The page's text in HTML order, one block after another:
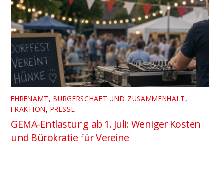
EHRENAMT, BÜRGERSCHAFT UND ZUSAMMENHALT,
FRAKTION,PRESSE
GEMA-Entlastung ab 1. Juli: Weniger Kosten
und Bürokratie für Vereine